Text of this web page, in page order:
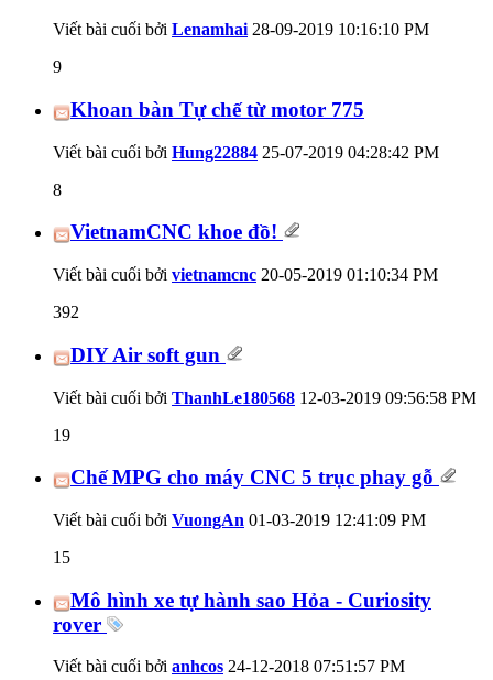
Viết bài cuối bởi Lenamhai 28-09-2019 10:16:10 PM
9
Khoan bàn Tự chế từ motor 775
Viết bài cuối bởi Hung22884 25-07-2019 04:28:42 PM
8
VietnamCNC khoe đồ!
Viết bài cuối bởi vietnamcnc 20-05-2019 01:10:34 PM
392
DIY Air soft gun
Viết bài cuối bởi ThanhLe180568 12-03-2019 09:56:58 PM
19
Chế MPG cho máy CNC 5 trục phay gỗ
Viết bài cuối bởi VuongAn 01-03-2019 12:41:09 PM
15
Mô hình xe tự hành sao Hỏa - Curiosity
rover
Viết bài cuối bởi anhcos 24-12-2018 07:51:57 PM